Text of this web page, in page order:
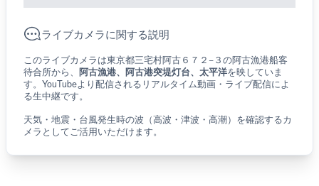
ライブカメラに関する説明
このライブカメラは東京都三宅村阿古６７２−３の阿古漁港船客
待合所から、 阿古漁港、阿古港突堤灯台、太平洋を映していま
す。YouTubeより配信されるリアルタイム動画・ライブ配信によ
る生中継です。
天気・地震・台風発生時の波（高波・津波・高潮）を確認するカ
メラとしてご活用いただけます。